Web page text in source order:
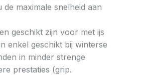
maximale snelheid aan
geschikt zijn voor met ijs
enkel geschikt bij winterse
in minder strenge
prestaties (grip.